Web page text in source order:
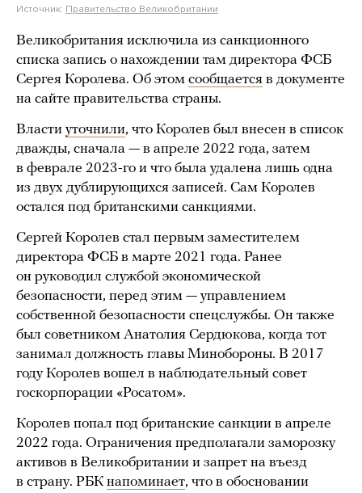
Источник: Правительство Великобритании
Великобритания исключила из санкционного
списка запись о нахождении там директора ФСБ
Сергея Королева. Об этом сообщается в документе
на сайте правительства страны.
Власти уточнили, что Королев был внесен в список
дважды, сначала — в апреле 2022 года, затем
в феврале 2023-го и что была удалена лишь одна
из двух дублирующихся записей. Сам Королев
остался под британскими санкциями.
Сергей Королев стал первым заместителем
директора ФСБ в марте 2021 года. Ранее
он руководил службой экономической
безопасности, перед этим — управлением
собственной безопасности спецслужбы. Он также
был советником Анатолия Сердюкова, когда тот
занимал должность главы Минобороны. В 2017
году Королев вошел в наблюдательный совет
госкорпорации «Росатом».
Королев попал под британские санкции в апреле
2022 года. Ограничения предполагали заморозку
активов в Великобритании и запрет на въезд
в страну. РБК напоминает, что в обосновании